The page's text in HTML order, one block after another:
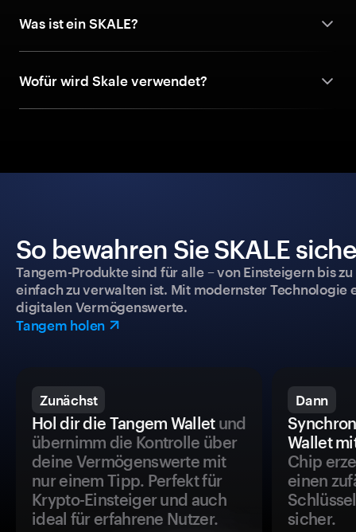
Was ist ein SKALE?
Wofür wird Skale verwendet?
So bewahren Sie SKALE
Tangem-Produkte sind für alle – von Einsteigern bis
einfach zu verwalten ist. Mit modernster
digitalen Vermögenswerte.
Tangem holen
Zunächst
Hol dir die Tangem Walletund
übernimm die Kontrolle über
deine Vermögenswerte mit
nur einem Tipp. Perfekt für
Krypto-Einsteiger und auch
ideal für erfahrene Nutzer.
Dann
Wallet
Chip
einen
sicher.